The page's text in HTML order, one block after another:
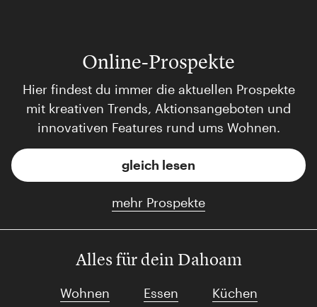
Online-Prospekte
Hier findest du immer die aktuellen Prospekte
mit kreativen Trends, Aktionsangeboten und
innovativen Features rund ums Wohnen.
gleich lesen
mehr Prospekte
Alles für dein Dahoam
Wohnen Essen Küchen